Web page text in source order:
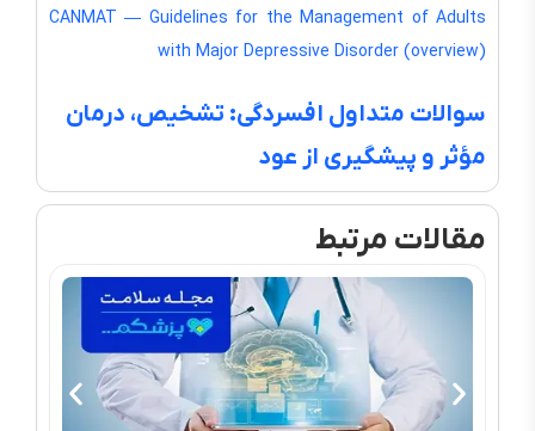
CANMAT — Guidelines for the Management of Adults
with Major Depressive Disorder (overview)
سوالات متداول افسردگی: تشخیص، درمان
مؤثر و پیشگیری از عود
مقالات مرتبط